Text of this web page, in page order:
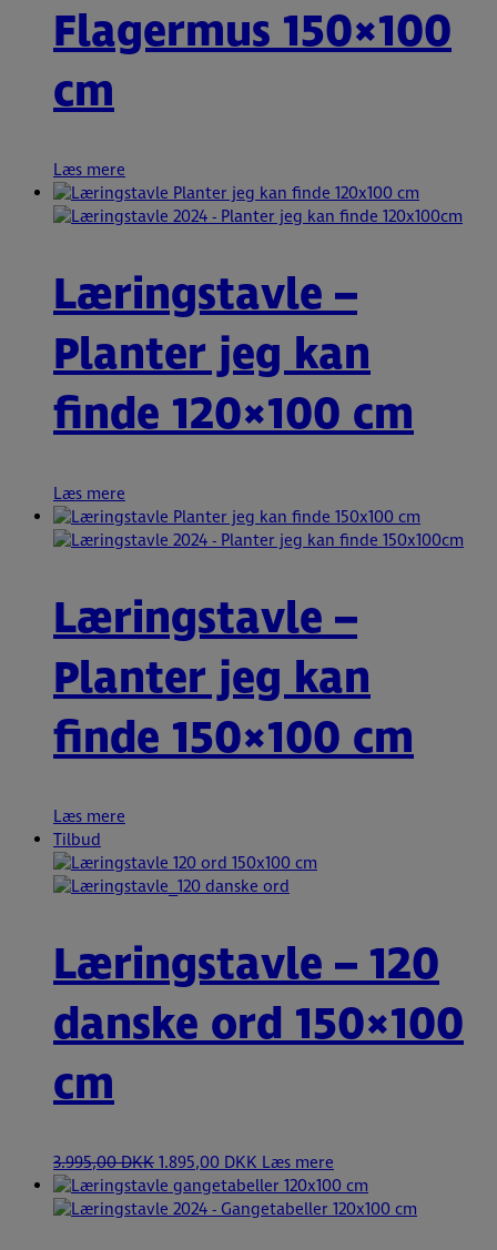
Flagermus 150×100
cm
Læs mere
Læringstavle –
Planter jeg kan
finde 120×100 cm
Læs mere
Læringstavle –
Planter jeg kan
finde 150×100 cm
Læs mere
Tilbud
Læringstavle – 120
danske ord 150×100
cm
3.995,00DKK1.895,00DKKLæs mere